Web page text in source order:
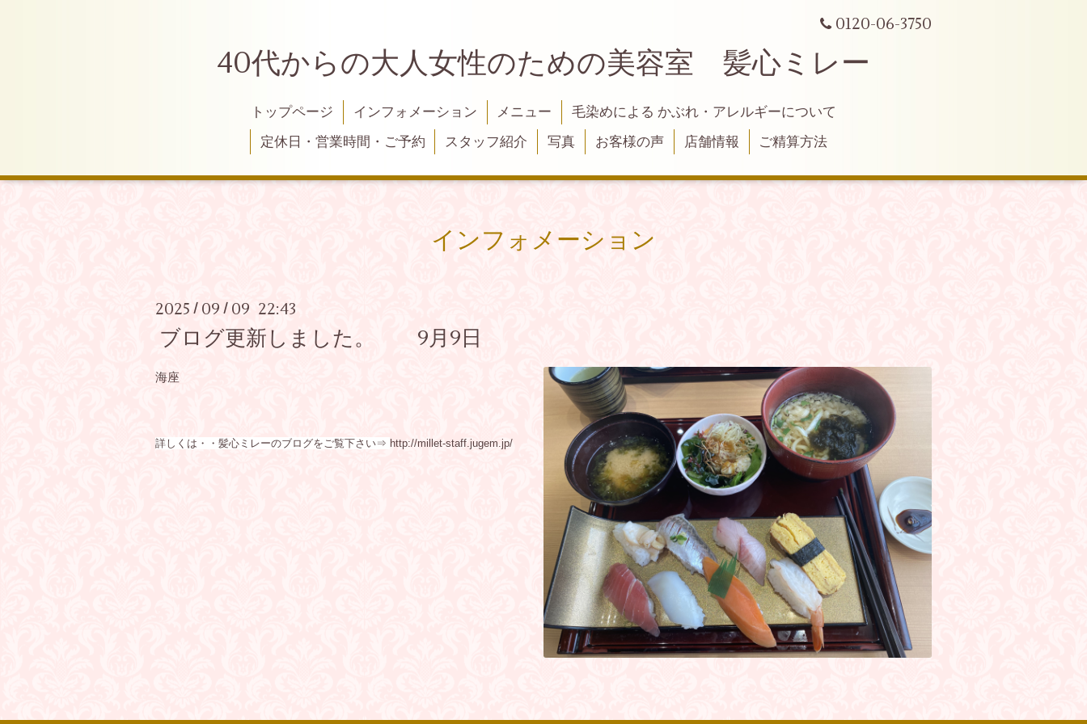
0120-06-3750
40代からの大人女性のための美容室 髪心ミレー
トップページ インフォメーション メニュー
毛染めによる かぶれ・アレルギーについて
定休日・営業時間・ご予約
スタッフ紹介 写真 お客様の声 店舗情報 ご精算方法
インフォメーション
2025 / 09 / 09 22:43
ブログ更新しました。 9月9日
海座
詳しくは・・髪心ミレーのブログをご覧下さい⇒ http://millet-staff.jugem.jp/